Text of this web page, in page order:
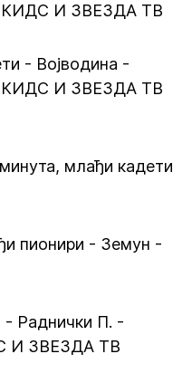
КИДС И ЗВЕЗДА ТВ
- Војводина -
КИДС И ЗВЕЗДА ТВ
млађи кадети
пионири - Земун -
Раднички П. -
И ЗВЕЗДА ТВ